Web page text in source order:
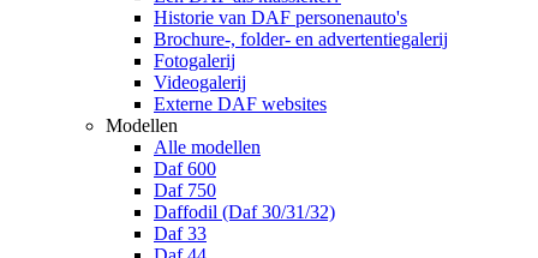
Historie van DAF personenauto's
Brochure-, folder- en advertentiegalerij
Fotogalerij
Videogalerij
Externe DAF websites
Modellen
Alle modellen
Daf 600
Daf 750
Daffodil (Daf 30/31/32)
Daf 33